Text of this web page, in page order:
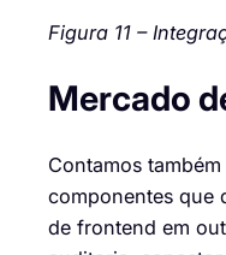
Figura 11 –
Mercado
Contamos
componentes que
de frontend em